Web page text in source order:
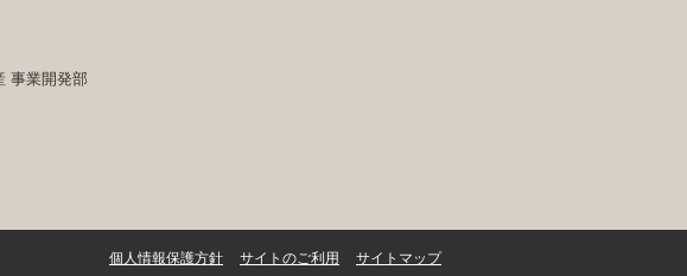
事業開発部
個人情報保護方針 サイトのご利用 サイトマップ